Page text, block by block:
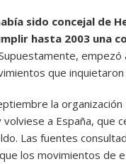
sido concejal de
hasta 2003 una
que
la
volviese a España, que
Las fuentes
los movimientos de